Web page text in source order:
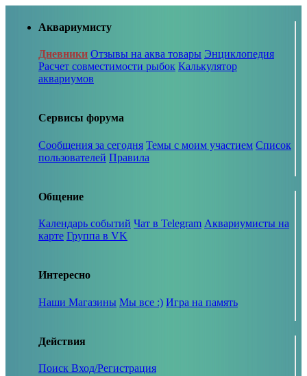
Аквариумисту
Дневники Отзывы на аква товары Энциклопедия
Расчет совместимости рыбок Калькулятор
аквариумов
Сервисы форума
Сообщения за сегодня Темы с моим участием Список
пользователей Правила
Общение
Календарь событий Чат в Telegram Аквариумисты на
карте Группа в VK
Интересно
Наши Магазины Мы все :) Игра на память
Действия
Поиск Вход/Регистрация